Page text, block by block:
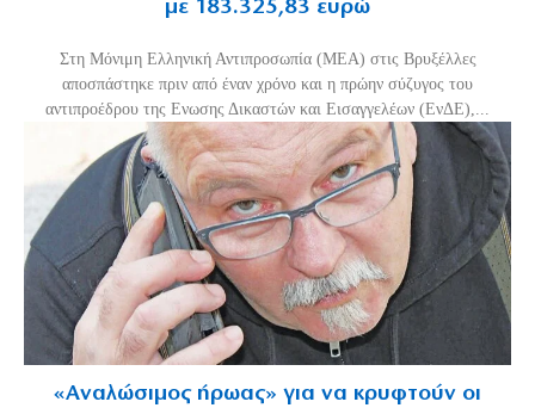
με 183.325,83 ευρώ
Στη Μόνιμη Ελληνική Αντιπροσωπία (ΜΕΑ) στις Βρυξέλλες
αποσπάστηκε πριν από έναν χρόνο και η πρώην σύζυγος του
αντιπροέδρου της Ενωσης Δικαστών και Εισαγγελέων (ΕνΔΕ),...
«Aναλώσιμος ήρωας» για να κρυφτούν οι